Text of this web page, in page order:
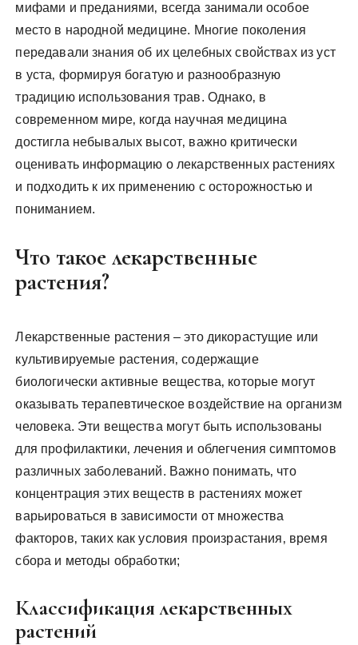
мифами и преданиями‚ всегда занимали особое
место в народной медицине. Многие поколения
передавали знания об их целебных свойствах из уст
в уста‚ формируя богатую и разнообразную
традицию использования трав. Однако‚ в
современном мире‚ когда научная медицина
достигла небывалых высот‚ важно критически
оценивать информацию о лекарственных растениях
и подходить к их применению с осторожностью и
пониманием.
Что такое лекарственные
растения?
Лекарственные растения – это дикорастущие или
культивируемые растения‚ содержащие
биологически активные вещества‚ которые могут
оказывать терапевтическое воздействие на организм
человека. Эти вещества могут быть использованы
для профилактики‚ лечения и облегчения симптомов
различных заболеваний. Важно понимать‚ что
концентрация этих веществ в растениях может
варьироваться в зависимости от множества
факторов‚ таких как условия произрастания‚ время
сбора и методы обработки;
Классификация лекарственных
растений